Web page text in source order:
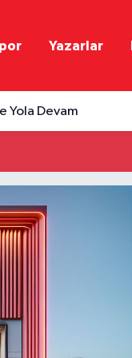
Yazarlar
Yola Devam